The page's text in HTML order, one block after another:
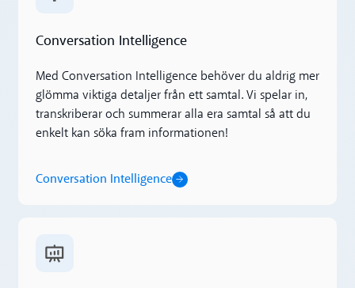
Conversation Intelligence
Med Conversation Intelligence behöver du aldrig mer
glömma viktiga detaljer från ett samtal. Vi spelar in,
transkriberar och summerar alla era samtal så att du
enkelt kan söka fram informationen!
Conversation Intelligence
Wallboard